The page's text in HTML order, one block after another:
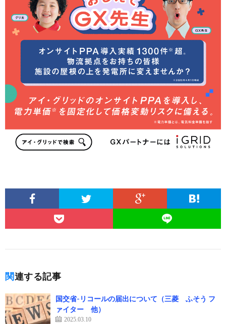
関連する記事
国交省-リコールの届出について（三菱 ふそう フ
ァイター 他）
2025.03.10